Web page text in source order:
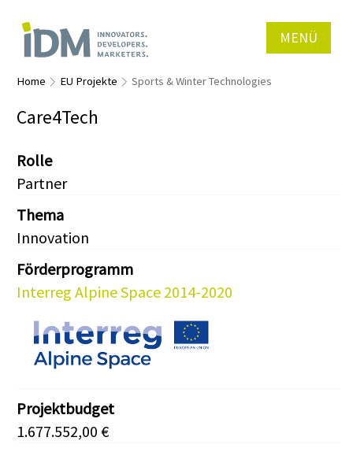
MENÜ
Home EU Projekte Sports & Winter Technologies
Care4Tech
Rolle
Partner
Thema
Innovation
Förderprogramm
Interreg Alpine Space 2014-2020
Projektbudget
1.677.552,00 €